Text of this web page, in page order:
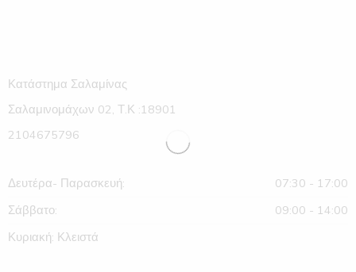
Κατάστημα Σαλαμίνας
Σαλαμινομάχων 02, Τ.Κ :18901
2104675796
Δευτέρα- Παρασκευή:
07:30 - 17:00
Σάββατο:
09:00 - 14:00
Κυριακή: Κλειστά